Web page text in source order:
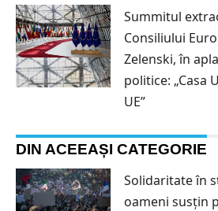
Summitul
Consiliului
Zelenski, în
politice: „Casa
UE”
DIN ACEEAȘI CATEGORIE
Solidaritate în
oameni susțin